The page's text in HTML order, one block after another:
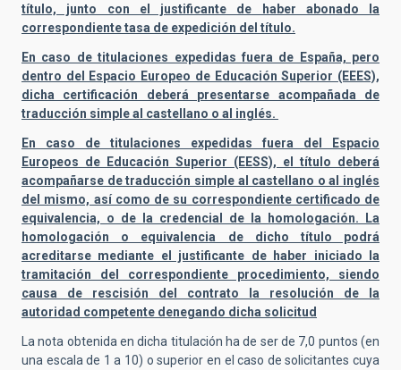
título, junto con el justificante de haber abonado la
correspondiente tasa de expedición del título.
En caso de titulaciones expedidas fuera de España, pero
dentro del Espacio Europeo de Educación Superior (EEES),
dicha certificación deberá presentarse acompañada de
traducción simple al castellano o al inglés.
En caso de titulaciones expedidas fuera del Espacio
Europeos de Educación Superior (EESS), el título deberá
acompañarse de traducción simple al castellano o al inglés
del mismo, así como de su correspondiente certificado de
equivalencia, o de la credencial de la homologación. La
homologación o equivalencia de dicho título podrá
acreditarse mediante el justificante de haber iniciado la
tramitación del correspondiente procedimiento, siendo
causa de rescisión del contrato la resolución de la
autoridad competente denegando dicha solicitud
La nota obtenida en dicha titulación ha de ser de 7,0 puntos (en
una escala de 1 a 10) o superior en el caso de solicitantes cuya